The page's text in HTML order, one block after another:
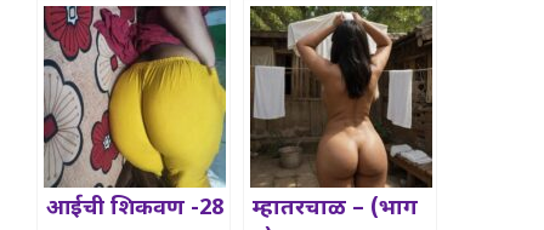
आईची शिकवण -28
म्हातरचाळ – (भाग